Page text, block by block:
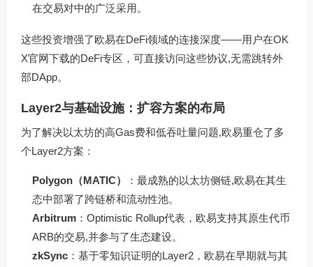
在交易对中的广泛采用。
这些投资增强了欧易在DeFi领域的连接深度——用户在OK
X官网下载的DeFi专区，可直接访问这些协议,无需跳转外
部DApp。
Layer2与基础设施：扩容方案的布局
为了解决以太坊的高Gas费和低吞吐量问题,欧易重仓了多
个Layer2方案：
Polygon（MATIC）
：最成熟的以太坊侧链,欧易在其生
态中部署了跨链桥和流动性池。
Arbitrum ：Optimistic Rollup代表，欧易支持其原生代币
ARB的交易,并参与了生态建设。
zkSync ：基于零知识证明的Layer2，欧易在早期就与其